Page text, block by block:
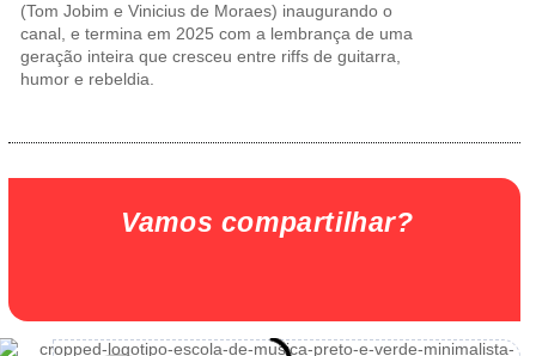
(Tom Jobim e Vinicius de Moraes) inaugurando o
canal, e termina em 2025 com a lembrança de uma
geração inteira que cresceu entre riffs de guitarra,
humor e rebeldia.
Vamos compartilhar?